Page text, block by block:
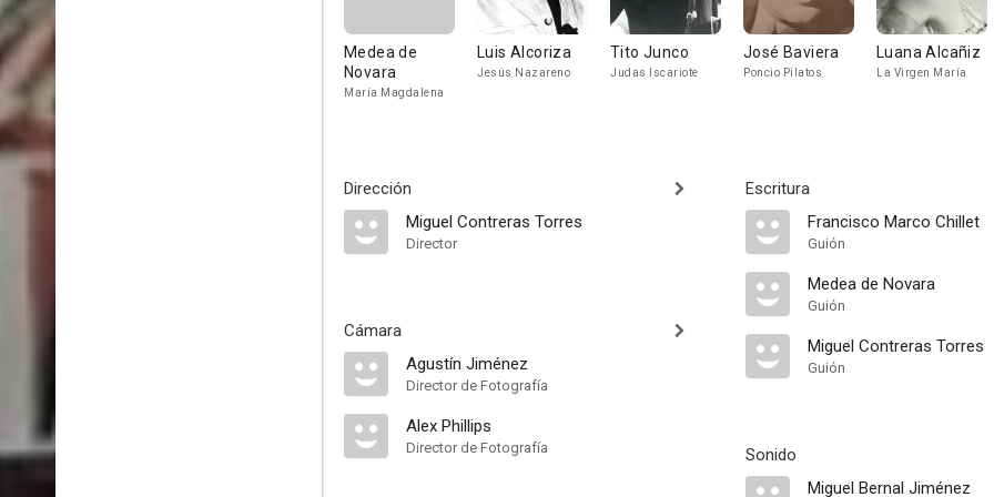
Medea de
Novara
María Magdalena
Luis Alcoriza
Jesús Nazareno
Tito Junco
Judas Iscariote
José Baviera
Poncio Pilatos
Luana Alcañiz
La Virgen María
Dirección
Miguel Contreras Torres
Director
Cámara
Agustín Jiménez
Director de Fotografía
Alex Phillips
Director de Fotografía
Escritura
Francisco Marco Chillet
Guión
Medea de Novara
Guión
Miguel Contreras Torres
Guión
Sonido
Miguel Bernal Jiménez